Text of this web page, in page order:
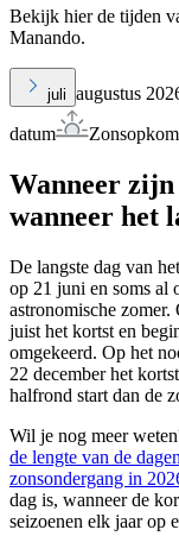
Bekijk hier de tijden
Manando.
juli augustus
datum
Wanneer zijn
wanneer het
De langste dag van
op 21 juni en soms al
astronomische
juist het kortst en
omgekeerd. Op het
22 december het
halfrond start dan de
Wil je nog meer
de lengte van de
zonsondergang in
dag is, wanneer de
seizoenen elk jaar op